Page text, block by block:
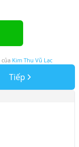
của Kim Thu Vũ Lạc
Tiếp